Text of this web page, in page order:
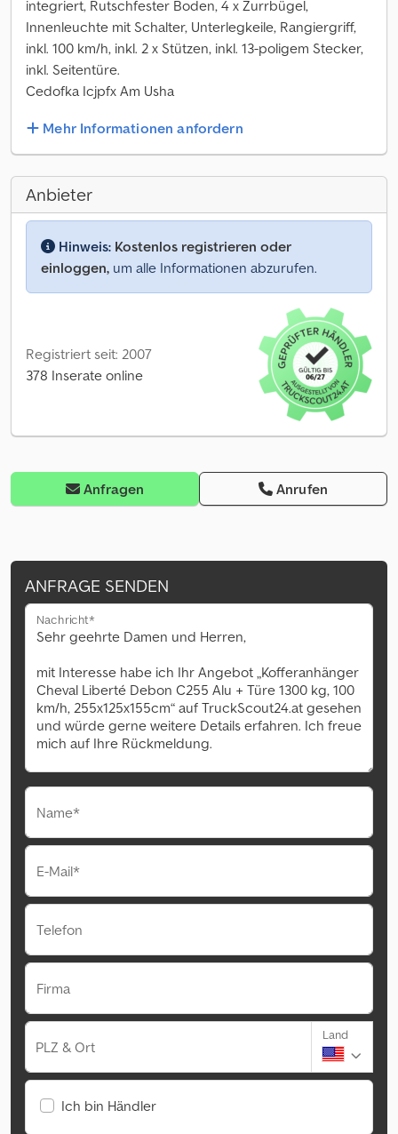
integriert, Rutschfester Boden, 4 x Zurrbügel,
Innenleuchte mit Schalter, Unterlegkeile, Rangiergriff,
inkl. 100 km/h, inkl. 2 x Stützen, inkl. 13-poligem Stecker,
inkl. Seitentüre.
Cedofka Icjpfx Am Usha
Mehr Informationen anfordern
Anbieter
Hinweis: Kostenlos registrieren oder
einloggen, um alle Informationen abzurufen.
Registriert seit: 2007
378 Inserate online
Anfragen Anrufen
ANFRAGE SENDEN
Nachricht*
Name*
E-Mail*
Telefon
Firma
PLZ & Ort
Land
Ich bin Händler